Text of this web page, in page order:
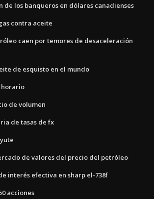
de los banqueros en dólares canadienses
contra aceite
caen por temores de desaceleración
de esquisto en el mundo
horario
de volumen
de tasas de fx
de valores del precio del petróleo
interés efectiva en sharp el-738f
acciones